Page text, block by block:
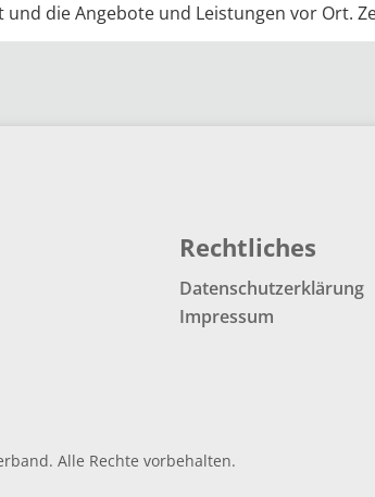
die Angebote und Leistungen vor Ort.
Rechtliches
Datenschutzerklärung
Impressum
Alle Rechte vorbehalten.